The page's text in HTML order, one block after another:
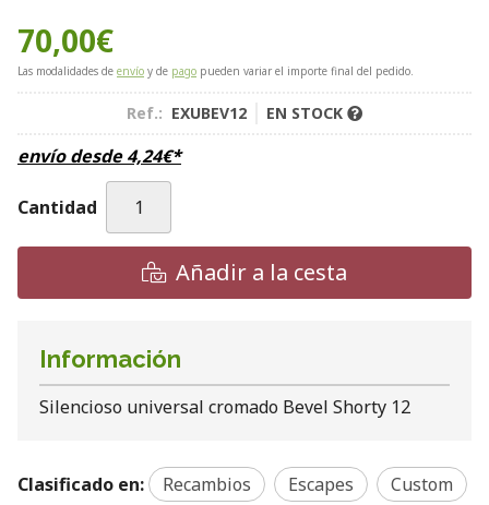
70,00€
Las modalidades de envío y de pago pueden variar el importe final del pedido.
Ref.: EXUBEV12 EN STOCK
envío desde4,24€*
Cantidad
Añadir a la cesta
Información
Silencioso universal cromado Bevel Shorty 12
Clasificado en: Recambios Escapes Custom